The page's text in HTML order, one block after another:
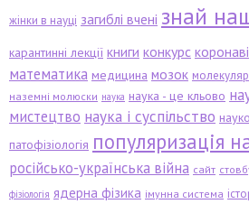
жінки в науці загиблі вчені знай
карантинні лекції книги конкурс
математика медицина мозок
наземні молюски наука наука - це кльово
мистецтво наука і суспільство
патофізіологія популяризація
російсько-українська війна сайт
фізіологія ядерна фізика імунна система